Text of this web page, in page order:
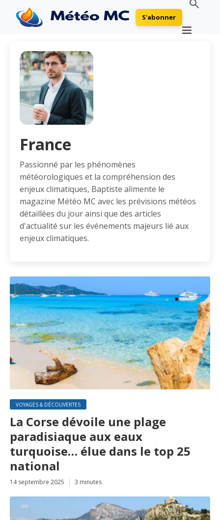
S'abonner
France
Passionné par les phénomènes
météorologiques et la compréhension des
enjeux climatiques, Baptiste alimente le
magazine Météo MC avec les prévisions météos
détaillées du jour ainsi que des articles
d'actualité sur les événements majeurs lié aux
enjeux climatiques.
VOYAGES & DÉCOUVERTES
La Corse dévoile une plage
paradisiaque aux eaux
turquoise… élue dans le top 25
national
14 septembre 2025 3 minutes